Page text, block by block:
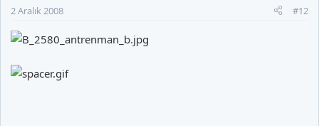
2 Aralık 2008 #12